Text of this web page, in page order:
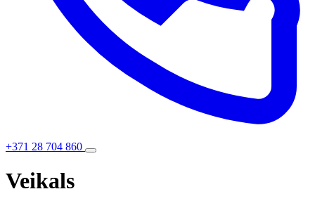
+371 28 704 860
Veikals